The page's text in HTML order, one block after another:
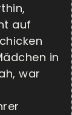
auf
in
war